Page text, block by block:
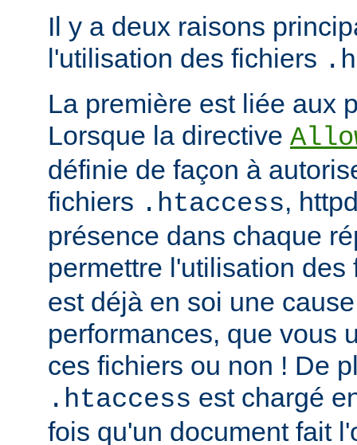
Il y a deux raisons
l'utilisation des fichiers
La première est liée aux
Lorsque la directive
définie de façon à
fichiers .htaccess,
présence dans chaque
permettre l'utilisation
est déjà en soi une
performances, que vous
ces fichiers ou non ! De
.htaccess est chargé
fois qu'un document fait